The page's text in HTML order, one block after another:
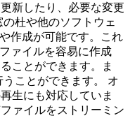
新したり、必要な変更
杜や他のソフトウェ
作成が可能です。これ
ァイルを容易に作成
ことができます。ま
ことができます。 オ
生にも対応していま
ァイルをストリーミン